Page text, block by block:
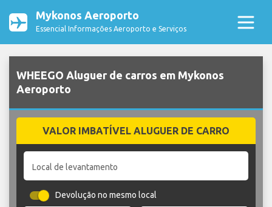
Mykonos Aeroporto
Essencial Informações Aeroporto e Serviços
WHEEGO Aluguer de carros em Mykonos
Aeroporto
VALOR IMBATÍVEL ALUGUER DE CARRO
Local de levantamento
Devolução no mesmo local